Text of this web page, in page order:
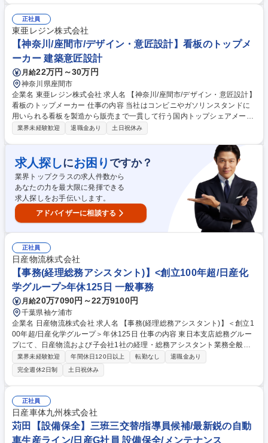
続き■労働組合対応【子会社】■TKCによる請求書発行、売上・経費仕訳、
給与計算■月次監査対応■労務手続き■会議資料作成、予実管理フォロー
【共通】■健康診断等予約■作業服発注・消耗品管理★決算・税務は親会社
等へ委託のため、日々の実務に集中できます。 【業務内容の変更範囲】会
社の定める業務 募集職種 【一般事務(経理総務アシスタント)】創立100年
超/日産化学グループ/年休125日
正社員
東亜レジン株式会社
【神奈川/座間市/デザイン・意匠設計】看板のトップメ
ーカー 建築意匠設計
月給22万円～30万円
神奈川県座間市
企業名 東亜レジン株式会社 求人名 【神奈川/座間市/デザイン・意匠設計】
看板のトップメーカー 仕事の内容 当社はコンビニやガソリンスタンドに
用いられる看板を製造から販売まで一貫して行う国内トップシェアメーカ
ーです。今回は同社が製作する「看板」における意匠設計業務を担当して
様確認 ・屋外広告物、工作物申請に係る構造計算書の作成 ・配置図の作
成、施工方法等の検討 ・お客様との折衝 ・施工現場対応の打合わせ対応
等 募集職種 【神奈川/座間市/デザイン・意匠設計】看板のトップメーカー
業界未経験歓迎 退職金あり 土日祝休み
求人探しにお困り ですか？
業界トップクラスの求人件数から
あなたの力を最大限に発揮できる
求人探しをお手伝いします。
アドバイザーに相談する
正社員
日産物流株式会社
【事務(経理総務アシスタント)】<創立100年超/日産化
学グループ>年休125日 一般事務
月給20万7090円～22万9100円
千葉県袖ケ浦市
企業名 日産物流株式会社 求人名 【事務(経理総務アシスタント)】＜創立1
00年超/日産化学グループ＞年休125日 仕事の内容 東日本支店総務グルー
プにて、日産物流および子会社1社の経理・総務アシスタント業務全般を
お任せします。物流業界未経験からでも安心してスタートでき、将来的に
は総合職へのコンバートも目指せる環境です。 ■SAPを用いた伝票計上■
固定資産登録・処分申請■請求書等の整理■雇用・36協定等の行政手続き■
労働組合対応【子会社】■TKCによる請求書発行、売上・経費仕訳、給与
計算■月次監査対応■労務手続き■会議資料作成、予実管理フォロー【共
通】■健康診断等予約■作業服発注・消耗品管理★決算・税務は親会社等へ
委託のため、日々の実務に集中できます。 【業務内容の変更範囲】会社の
定める業務 募集職種 【事務(経理総務アシスタント)】＜創立100年超/日産
業界未経験歓迎 年間休日120日以上 転勤なし
退職金あり
完全週休2日制
土日祝休み
正社員
日産車体九州株式会社
苅田【設備保全】三班三交替/指導員候補/最新鋭の自動
車生産ライン/日産G社員 設備保全/メンテナンス